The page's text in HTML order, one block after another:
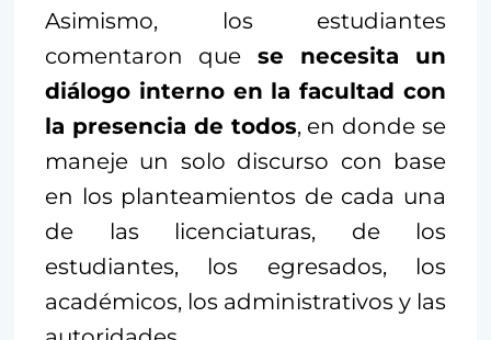
Asimismo, los estudiantes
comentaron que se necesita un
diálogo interno en la facultad con
la presencia de todos, en donde se
maneje un solo discurso con base
en los planteamientos de cada una
de las licenciaturas, de los
estudiantes, los egresados, los
académicos, los administrativos y las